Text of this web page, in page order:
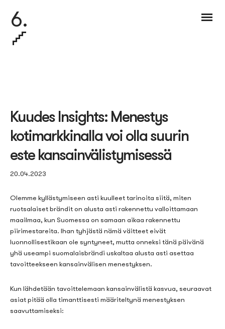
6.
Kuudes Insights: Menestys
kotimarkkinalla voi olla suurin
este kansainvälistymisessä
20.04.2023
Olemme kyllästymiseen asti kuulleet tarinoita siitä, miten
ruotsalaiset brändit on alusta asti rakennettu valloittamaan
maailmaa, kun Suomessa on samaan aikaa rakennettu
piirimestareita. Ihan tyhjästä nämä väitteet eivät
luonnollisestikaan ole syntyneet, mutta onneksi tänä päivänä
yhä useampi suomalaisbrändi uskaltaa alusta asti asettaa
tavoitteekseen kansainvälisen menestyksen.
Kun lähdetään tavoittelemaan kansainvälistä kasvua, seuraavat
asiat pitää olla timanttisesti määriteltynä menestyksen
saavuttamiseksi: